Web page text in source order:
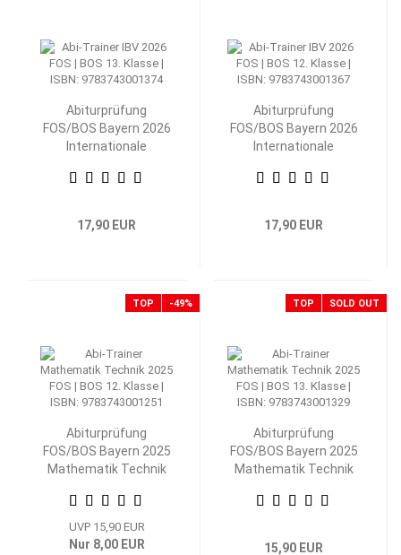
Abiturprüfung
FOS/BOS Bayern 2026
Internationale
Volkswirtschaftslehre
17,90 EUR
Abiturprüfung
FOS/BOS Bayern 2026
Internationale
Volkswirtschaftslehre
17,90 EUR
TOP -49%
Abiturprüfung
FOS/BOS Bayern 2025
Mathematik Technik
UVP 15,90 EUR
Nur 8,00 EUR
TOP SOLD OUT
Abiturprüfung
FOS/BOS Bayern 2025
Mathematik Technik
15,90 EUR